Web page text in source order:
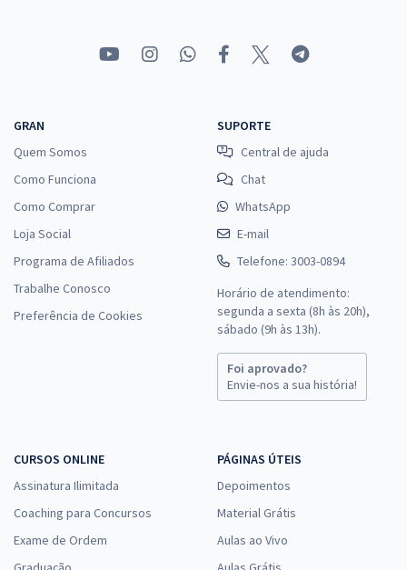
GRAN
Quem Somos
Como Funciona
Como Comprar
Loja Social
Programa de Afiliados
Trabalhe Conosco
Preferência de Cookies
SUPORTE
Central de ajuda
Chat
WhatsApp
E-mail
Telefone: 3003-0894
Horário de atendimento:
segunda a sexta (8h às 20h),
sábado (9h às 13h).
Foi aprovado?
Envie-nos a sua história!
CURSOS ONLINE
Assinatura Ilimitada
Coaching para Concursos
Exame de Ordem
PÁGINAS ÚTEIS
Depoimentos
Material Grátis
Aulas ao Vivo